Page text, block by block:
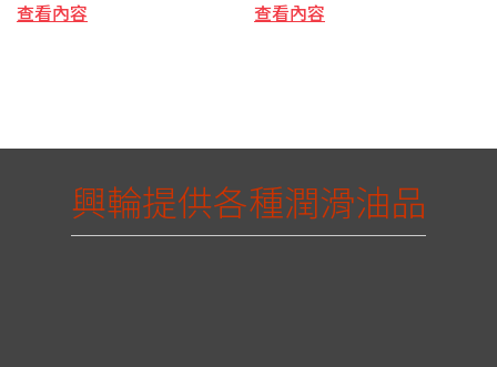
查看內容
查看內容
興輪提供各種潤滑油品